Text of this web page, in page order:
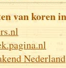
van koren
Nederland